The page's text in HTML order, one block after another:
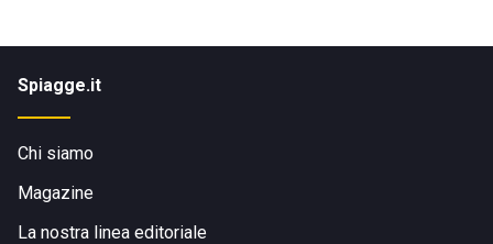
Spiagge.it
Chi siamo
Magazine
La nostra linea editoriale